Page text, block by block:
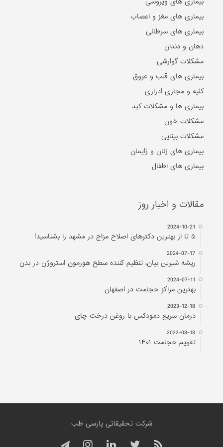
بیماری های مغز و اعصاب
بیماری های سرطانی
دهان و دندان
مشکلات گوارشی
بیماری های قلب و عروق
کلیه و مجاری ادراری
بیماری ها و مشکلات کبد
مشکلات خون
مشکلات بینایی
بیماری های زنان و زایمان
بیماری های اطفال
مقالات و اخبار روز
2024-10-21
۵ تا از بهترین دکتر‌های اصلاح مزاج در مشهد را بشناسید!
2024-07-17
ریشه شیرین بیان، تنظیم کننده سطح هورمون استروژن در بدن
2024-07-11
بهترین مراکز حجامت در اصفهان
2023-12-18
درمان سریع دمودکس با روغن درخت چای
2022-03-13
تقویم حجامت ۱۴۰۱
شرکت تحقیقاتی پارسی طب